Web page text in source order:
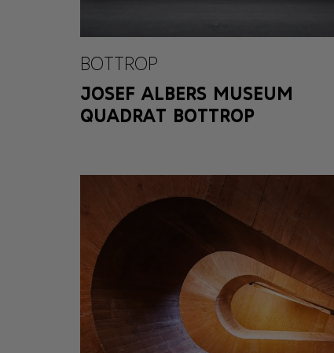
BOTTROP
JOSEF ALBERS MUSEUM
QUADRAT BOTTROP